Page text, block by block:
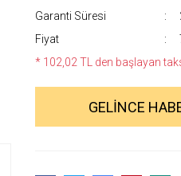
Garanti Süresi
Fiyat
* 102,02 TL den başlayan
GELİNCE